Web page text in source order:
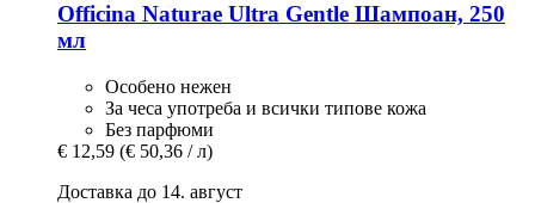
Officina Naturae Ultra Gentle Шампоан, 250
мл
Особено нежен
За чеса употреба и всички типове кожа
Без парфюми
€ 12,59 (€ 50,36 / л)
Доставка до 14. август